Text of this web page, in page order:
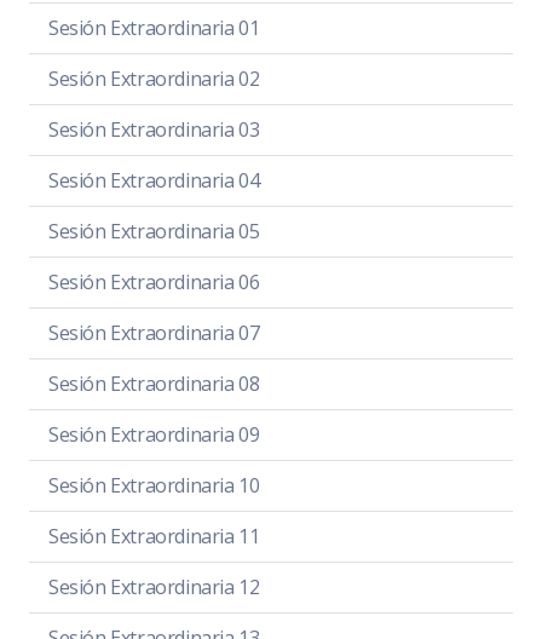
Sesión Extraordinaria 01
Sesión Extraordinaria 02
Sesión Extraordinaria 03
Sesión Extraordinaria 04
Sesión Extraordinaria 05
Sesión Extraordinaria 06
Sesión Extraordinaria 07
Sesión Extraordinaria 08
Sesión Extraordinaria 09
Sesión Extraordinaria 10
Sesión Extraordinaria 11
Sesión Extraordinaria 12